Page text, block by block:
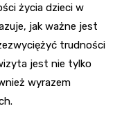
życia dzieci w
jak ważne jest
trudności
jest nie tylko
wyrazem